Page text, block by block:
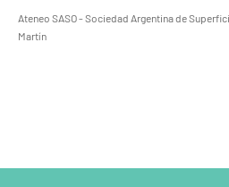
Ateneo SASO - Sociedad Argentina de
Martín